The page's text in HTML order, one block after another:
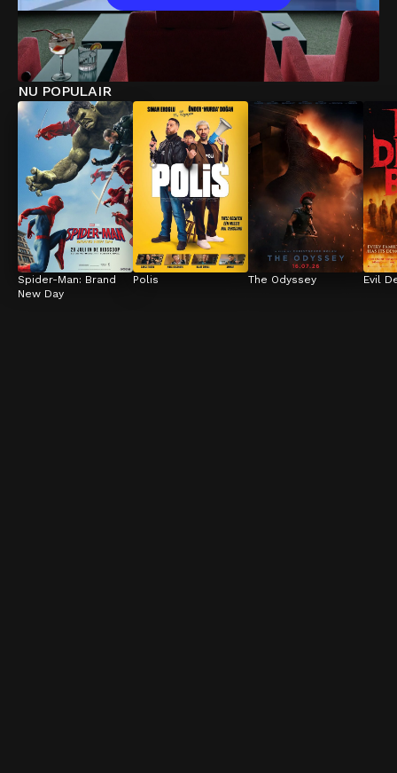
NU POPULAIR
Spider-Man: Brand
New Day
Polis The Odyssey Evil